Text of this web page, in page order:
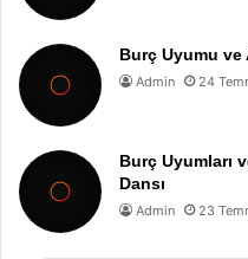
Burç Uyumu
Admin 24
Burç Uyumları
Dansı
Admin 23